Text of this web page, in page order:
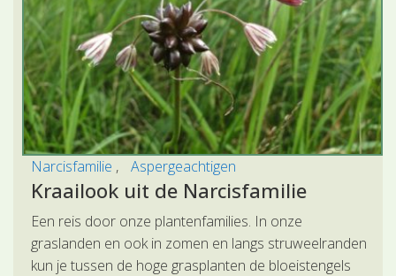
Narcisfamilie Aspergeachtigen
Kraailook uit de Narcisfamilie
Een reis door onze plantenfamilies. In onze
graslanden en ook in zomen en langs struweelranden
kun je tussen de hoge grasplanten de bloeistengels